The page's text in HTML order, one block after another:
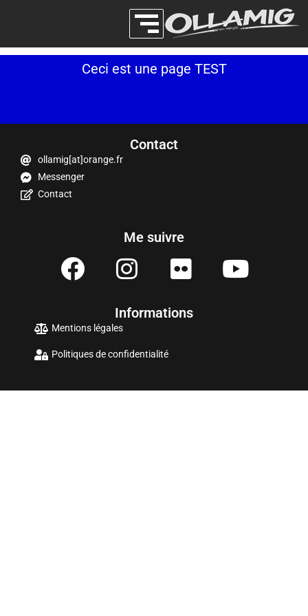
Ceci est une page TEST
Contact
ollamig[at]orange.fr
Messenger
Contact
Me suivre
Informations
Mentions légales
Politiques de confidentialité